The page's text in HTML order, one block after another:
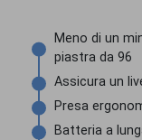
Meno di un
piastra da 96
Assicura un
Presa
Batteria a